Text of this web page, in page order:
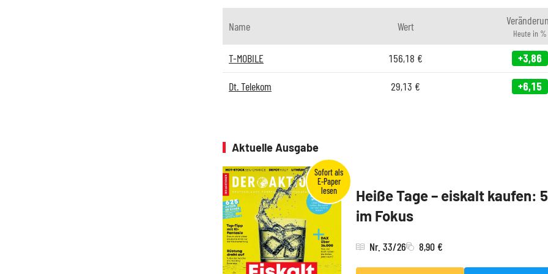
Name Wert
Heute in %
T-MOBILE 156,18 € +3,86
Dt. Telekom 29,13 € +6,15
Aktuelle Ausgabe
Heiße Tage – eiskalt kaufen:
im Fokus
Nr. 33/26 8,90 €